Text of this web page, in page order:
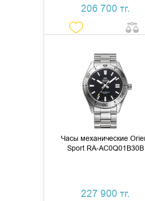
206 700 тг.
Часы механические
Sport RA-AC0Q01B30B
227 900 тг.
ДОБАВИТЬ В КОРЗИНУ
КУПИТЬ В 1 КЛИК